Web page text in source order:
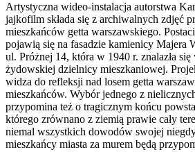
Artystyczna wideo-instalacja autorstwa
jajkofilm składa się z archiwalnych zdjęć
mieszkańców getta warszawskiego.
pojawią się na fasadzie kamienicy Majera
ul. Próżnej 14, która w 1940 r. znalazła
żydowskiej dzielnicy mieszkaniowej.
widza do refleksji nad losem getta
mieszkańców. Wybór jednego z
przypomina też o tragicznym końcu
którego zrównano z ziemią prawie cały
niemal wszystkich dowodów swojej
mieszkańcy miasta za murem będą